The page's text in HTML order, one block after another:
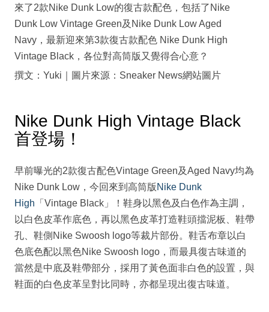
來了2款Nike Dunk Low的復古款配色，包括了Nike
Dunk Low Vintage Green及Nike Dunk Low Aged
Navy，最新迎來第3款復古款配色 Nike Dunk High
Vintage Black，各位對高筒版又覺得合心意？
撰文：Yuki｜圖片來源：Sneaker News網站圖片
Nike Dunk High Vintage Black
首登場！
早前曝光的2款復古配色Vintage Green及Aged Navy均為
Nike Dunk Low，今回來到高筒版 Nike Dunk
High 「Vintage Black」！鞋身以黑色及白色作為主調，
以白色皮革作底色，再以黑色皮革打造鞋頭擋泥板、鞋帶
孔、鞋側Nike Swoosh logo等裁片部份。鞋舌布章以白
色底色配以黑色Nike Swoosh logo，而最具復古味道的
當然是中底及鞋帶部分，採用了黃色面非白色的設置，與
鞋面的白色皮革呈對比同時，亦都呈現出復古味道。